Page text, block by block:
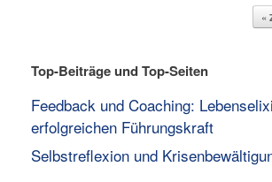
«
Top-Beiträge und Top-Seiten
Feedback und Coaching:
erfolgreichen Führungskraft
Selbstreflexion und